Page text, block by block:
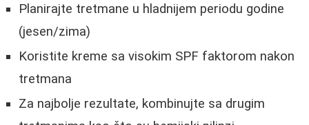
Planirajte tretmane u hladnijem periodu godine
(jesen/zima)
Koristite kreme sa visokim SPF faktorom nakon
tretmana
Za najbolje rezultate, kombinujte sa drugim